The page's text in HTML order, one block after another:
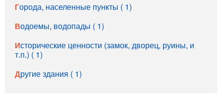
Города, населенные пункты ( 1)
Водоемы, водопады ( 1)
Исторические ценности (замок, дворец, руины, и
т.п.) ( 1)
Другие здания ( 1)